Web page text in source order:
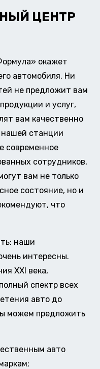
ЦЕНТР
окажет
автомобиля. Ни
не предложит вам
и услуг,
вам качественно
нашей станции
современное
сотрудников,
вам не только
состояние, но и
что
наши
интересны.
XXI века,
спектр всех
авто до
можем предложить
авто